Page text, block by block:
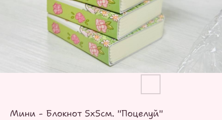
Мини - Блокнот 5х5см. "Поцелуй"